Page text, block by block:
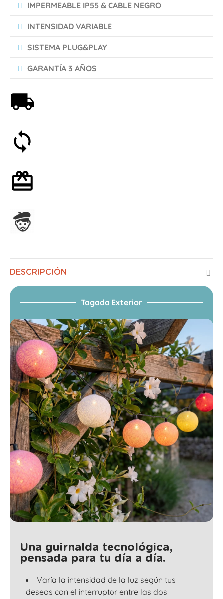
IMPERMEABLE IP55 & CABLE NEGRO
INTENSIDAD VARIABLE
SISTEMA PLUG&PLAY
GARANTÍA 3 AÑOS
DESCRIPCIÓN
Tagada Exterior
Una guirnalda tecnológica,
pensada para tu día a día.
Varía la intensidad de la luz según tus
deseos con el interruptor entre las dos